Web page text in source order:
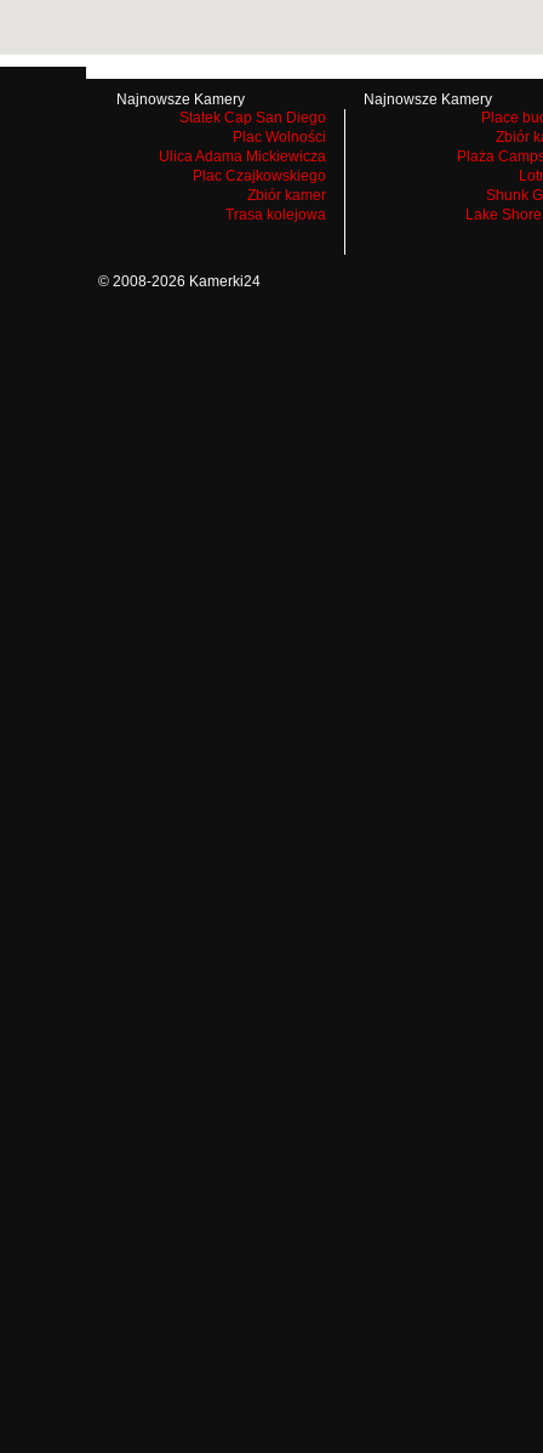
Najnowsze Kamery
Statek Cap San Diego
Plac Wolności
Ulica Adama Mickiewicza
Plac Czajkowskiego
Zbiór kamer
Trasa kolejowa
Najnowsze Kamery
Place
Zbiór
Plaża
Shunk
Lake
© 2008-2026 Kamerki24